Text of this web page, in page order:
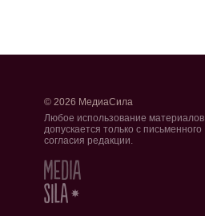
© 2026 МедиаСила
Любое использование материалов
допускается только с письменного
согласия редакции.